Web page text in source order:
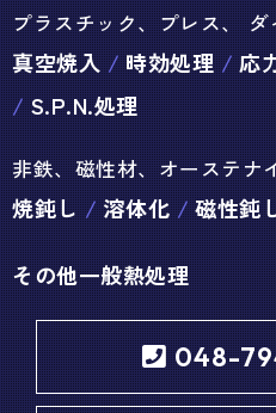
プラスチック、プレス、
真空焼入 時効処理 応
S.P.N.処理
非鉄、磁性材、オーステナ
焼鈍し 溶体化 磁性鈍
その他一般熱処理
048-